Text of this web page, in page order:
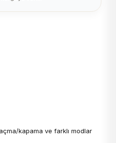
kapama ve farklı modlar